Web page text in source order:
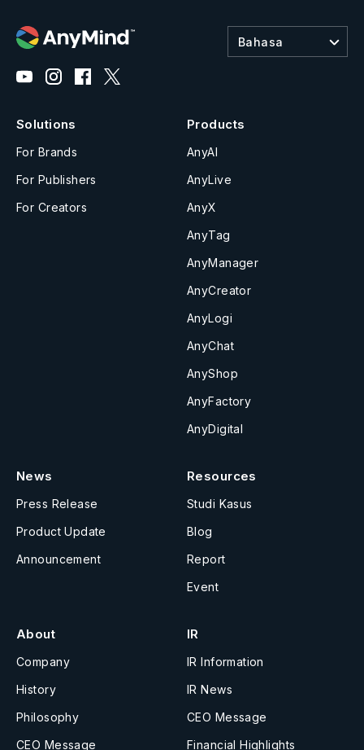
Bahasa
Solutions
For Brands
For Publishers
For Creators
Products
AnyAI
AnyLive
AnyX
AnyTag
AnyManager
AnyCreator
AnyLogi
AnyChat
AnyShop
AnyFactory
AnyDigital
News
Press Release
Product Update
Announcement
Resources
Studi Kasus
Blog
Report
Event
About
Company
History
Philosophy
CEO Message
IR
IR Information
IR News
CEO Message
Financial Highlights